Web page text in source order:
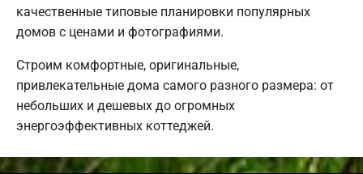
качественные типовые планировки популярных
домов с ценами и фотографиями.
Строим комфортные, оригинальные,
привлекательные дома самого разного размера: от
небольших и дешевых до огромных
энергоэффективных коттеджей.